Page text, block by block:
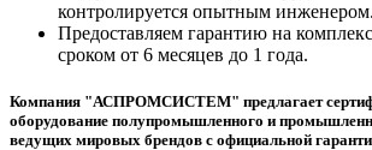
контролируется опытным инженером.
Предоставляем гарантию на
сроком от 6 месяцев до 1 года.
Компания "АСПРОМСИСТЕМ" предлагает
оборудование полупромышленного и
ведущих мировых брендов с официальной